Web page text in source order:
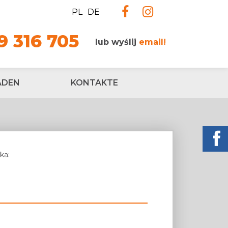
PL DE
316 705 lub wyślij email!
KONTAKTE